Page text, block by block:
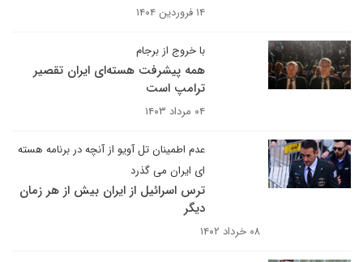
۱۴ فروردین ۱۴۰۴
با خروج از برجام
همه پیشرفت هسته‌ای ایران تقصیر
ترامپ است
۰۴ مرداد ۱۴۰۳
عدم اطمینان تل آویو از آنچه در برنامه هسته
ای ایران می گذرد
ترس اسرائیل از ایران بیش از هر زمان
دیگر
۰۸ خرداد ۱۴۰۲